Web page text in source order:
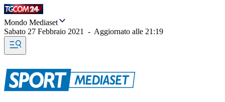
Mondo Mediaset
Sabato 27 Febbraio 2021
- Aggiornato alle 21:19